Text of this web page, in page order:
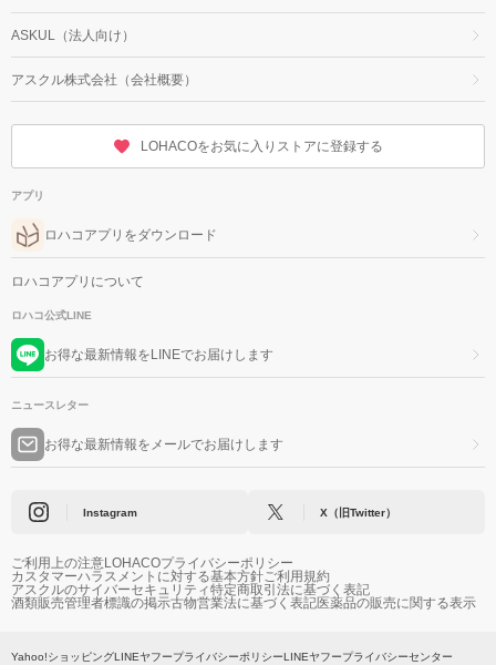
ASKUL（法人向け）
アスクル株式会社（会社概要）
LOHACOをお気に入りストアに登録する
アプリ
ロハコアプリをダウンロード
ロハコアプリについて
ロハコ公式LINE
お得な最新情報をLINEでお届けします
ニュースレター
お得な最新情報をメールでお届けします
Instagram X（旧Twitter）
ご利用上の注意LOHACOプライバシーポリシー
カスタマーハラスメントに対する基本方針ご利用規約
アスクルのサイバーセキュリティ特定商取引法に基づく表記
酒類販売管理者標識の掲示古物営業法に基づく表記医薬品の販売に関する表示
Yahoo!ショッピングLINEヤフープライバシーポリシーLINEヤフープライバシーセンター